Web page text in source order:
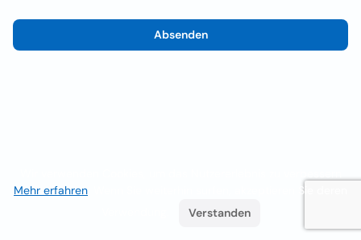
Absenden
Mehr erfahren . Wenn Sie weiterhin surfen, akzeptieren Sie deren
Verstanden